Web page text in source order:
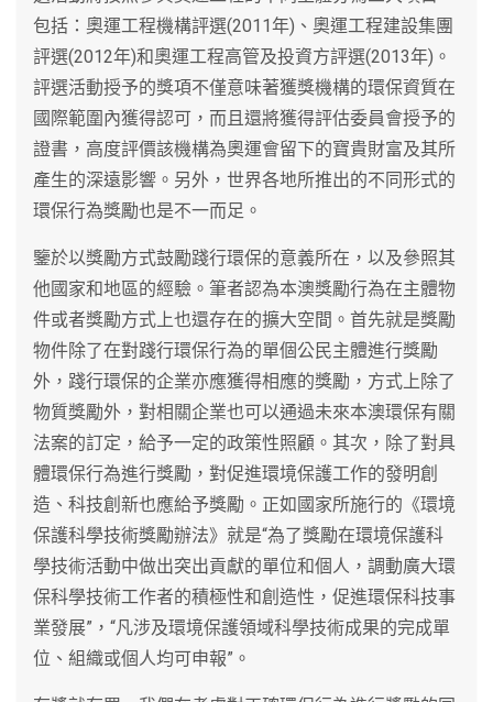
包括：奧運工程機構評選(2011年)、奧運工程建設集團
評選(2012年)和奧運工程高管及投資方評選(2013年)。
評選活動授予的獎項不僅意味著獲獎機構的環保資質在
國際範圍內獲得認可，而且還將獲得評估委員會授予的
證書，高度評價該機構為奧運會留下的寶貴財富及其所
產生的深遠影響。另外，世界各地所推出的不同形式的
環保行為獎勵也是不一而足。
鑒於以獎勵方式鼓勵踐行環保的意義所在，以及參照其
他國家和地區的經驗。筆者認為本澳獎勵行為在主體物
件或者獎勵方式上也還存在的擴大空間。首先就是獎勵
物件除了在對踐行環保行為的單個公民主體進行獎勵
外，踐行環保的企業亦應獲得相應的獎勵，方式上除了
物質獎勵外，對相關企業也可以通過未來本澳環保有關
法案的訂定，給予一定的政策性照顧。其次，除了對具
體環保行為進行獎勵，對促進環境保護工作的發明創
造、科技創新也應給予獎勵。正如國家所施行的《環境
保護科學技術獎勵辦法》就是“為了獎勵在環境保護科
學技術活動中做出突出貢獻的單位和個人，調動廣大環
保科學技術工作者的積極性和創造性，促進環保科技事
業發展”，“凡涉及環境保護領域科學技術成果的完成單
位、組織或個人均可申報”。